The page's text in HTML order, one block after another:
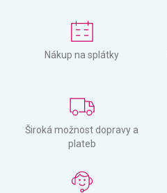
Nákup na splátky
Široká možnost dopravy a
plateb